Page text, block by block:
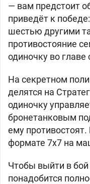
— вам предстоит
приведёт к
шестью другими
противостояние
одиночку во главе
На секретном
делятся на
одиночку
бронетанковым
ему противостоят.
формате 7х7 на
Чтобы выйти в бой
понадобится